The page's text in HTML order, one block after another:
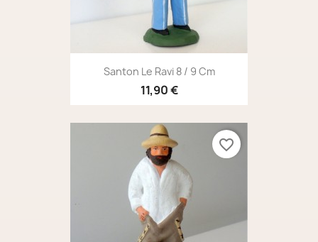
Santon Le Ravi 8 / 9 Cm
11,90 €
favorite_border